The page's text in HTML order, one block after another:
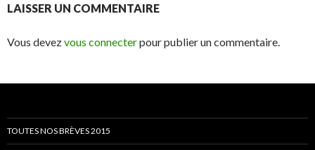
LAISSER UN COMMENTAIRE
Vous devezvous connecterpour publier un commentaire.
TOUTES NOS BRÈVES 2015